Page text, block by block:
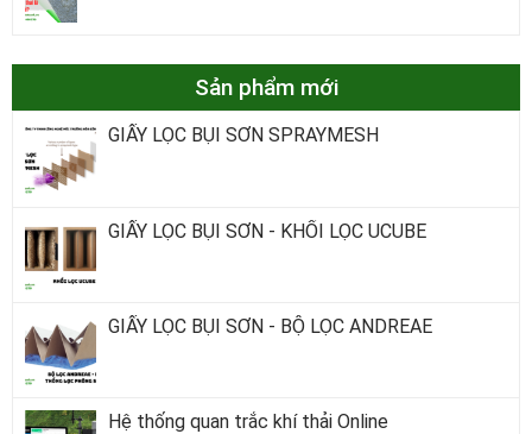
Sản phẩm mới
GIẤY LỌC BỤI SƠN SPRAYMESH
GIẤY LỌC BỤI SƠN - KHỐI LỌC UCUBE
GIẤY LỌC BỤI SƠN - BỘ LỌC ANDREAE
Hệ thống quan trắc khí thải Online